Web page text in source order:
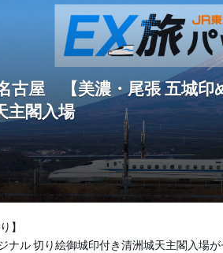
古屋 【美濃・尾張 五城印
主閣入場
】
ナル 切り絵御城印付き清洲城天主閣入場が